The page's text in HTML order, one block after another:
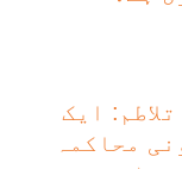
ایک
محاکمہ